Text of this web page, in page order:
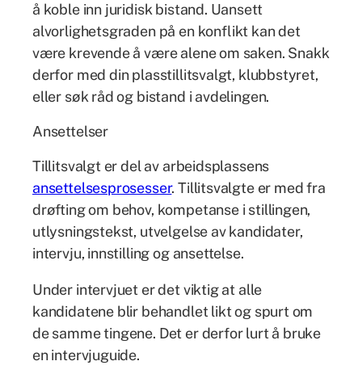
å koble inn juridisk bistand. Uansett
alvorlighetsgraden på en konﬂikt kan det
være krevende å være alene om saken. Snakk
derfor med din plasstillitsvalgt, klubbstyret,
eller søk råd og bistand i avdelingen.
Ansettelser
Tillitsvalgt er del av arbeidsplassens
ansettelsesprosesser. Tillitsvalgte er med fra
drøfting om behov, kompetanse i stillingen,
utlysningstekst, utvelgelse av kandidater,
intervju, innstilling og ansettelse.
Under intervjuet er det viktig at alle
kandidatene blir behandlet likt og spurt om
de samme tingene. Det er derfor lurt å bruke
en intervjuguide.